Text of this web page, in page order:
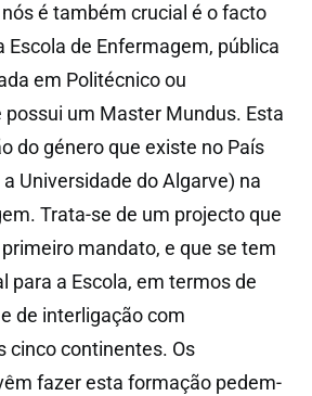
é também crucial é o facto
Escola de Enfermagem, pública
em Politécnico ou
possui um Master Mundus. Esta
do género que existe no País
Universidade do Algarve) na
Trata-se de um projecto que
mandato, e que se tem
para a Escola, em termos de
de interligação com
cinco continentes. Os
fazer esta formação pedem-